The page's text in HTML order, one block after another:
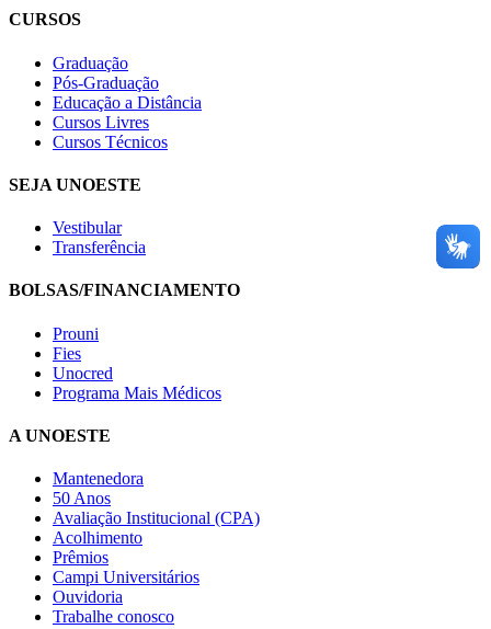
CURSOS
Graduação
Pós-Graduação
Educação a Distância
Cursos Livres
Cursos Técnicos
SEJA UNOESTE
Vestibular
Transferência
BOLSAS/FINANCIAMENTO
Prouni
Fies
Unocred
Programa Mais Médicos
A UNOESTE
Mantenedora
50 Anos
Avaliação Institucional (CPA)
Acolhimento
Prêmios
Campi Universitários
Ouvidoria
Trabalhe conosco